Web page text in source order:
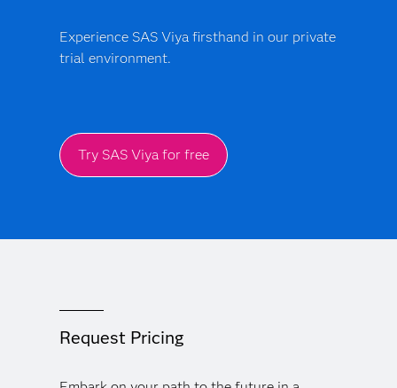
Experience SAS Viya firsthand in our private
trial environment.
Try SAS Viya for free
Request Pricing